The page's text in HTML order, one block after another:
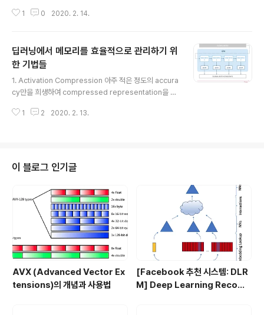
제공하는 E2E 컴파일러"라고 할 수 있다. FPGA, ASIC
게 최적화를 하려면 서로 다른 방식으로 최적화 튜닝을 해
주어야 한다. Tensorflow, PyTorch를 비롯한 여러 딥러
닝 프레임워크들도 graph IR(Intermediate Represe
ntation)에 대해서만 최적화를 적용할 뿐, 하드웨어 특성
에 따라 유동적으로 operator-level transformation
을 해주..
1 0 2020. 2. 14.
딥러닝에서 메모리를 효율적으로 관리하기 위
한 기법들
1. Activation Compression 아주 적은 정도의 accura
cy만을 희생하여 compressed representation을 만
raight from JPEG"에서는 일부 디코딩된 JPEG 이미지
ry 점유를 낮출 수 있었다. Faster Neural Networks S
traight from JPEG The simple, elegant approac
1 2 2020. 2. 13.
이 블로그 인기글
AVX (Advanced Vector Ex
tensions)의 개념과 사용법
[Facebook 추천 시스템: DLR
M] Deep Learning Recom